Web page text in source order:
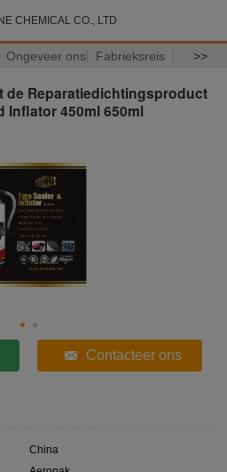
CHEMICAL CO., LTD
Ongeveer ons Fabrieksreis >>
de Reparatiedichtingsproduct
Inflator 450ml 650ml
Contacteer ons
China